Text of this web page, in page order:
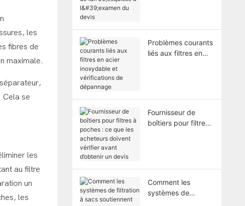
les
fibres de
maximale.
Cela se
les
au filtre
un
les
Problèmes courants
liés aux filtres en
Fournisseur de
boîtiers pour filtres
Comment les
systèmes de